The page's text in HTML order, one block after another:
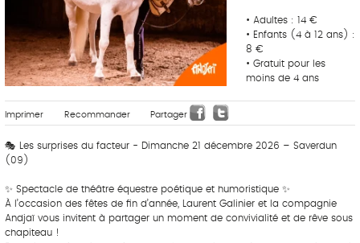
• Adultes : 14 €
• Enfants (4 à 12 ans) :
8 €
• Gratuit pour les
moins de 4 ans
Imprimer Recommander Partager
🎭 Les surprises du facteur - Dimanche 21 décembre 2026 – Saverdun
(09)
✨ Spectacle de théâtre équestre poétique et humoristique ✨
À l’occasion des fêtes de fin d’année, Laurent Galinier et la compagnie
Andjaï vous invitent à partager un moment de convivialité et de rêve sous
chapiteau !